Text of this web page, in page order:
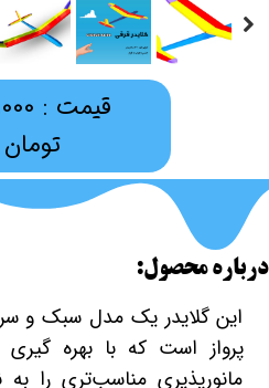
قیمت
تومان
این گلایدر یک مدل سبک و
پرواز است که با بهره
مانورپذیری مناسب‌تری را
درباره محصول: